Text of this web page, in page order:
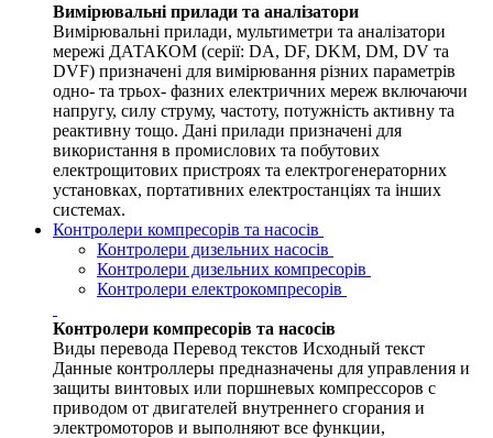
Вимірювальні прилади та аналізатори
Вимірювальні прилади, мультиметри та аналізатори
мережі ДАТАКОМ (серії: DA, DF, DKM, DM, DV та
DVF) призначені для вимірювання різних параметрів
одно- та трьох- фазних електричних мереж включаючи
напругу, силу струму, частоту, потужність активну та
реактивну тощо. Дані прилади призначені для
використання в промислових та побутових
електрощитових пристроях та електрогенераторних
установках, портативних електростанціях та інших
системах.
Контролери компресорів та насосів
Контролери дизельних насосів
Контролери дизельних компресорів
Контролери електрокомпресорів
Контролери компресорів та насосів
Виды перевода Перевод текстов Исходный текст
Данные контроллеры предназначены для управления и
защиты винтовых или поршневых компрессоров с
приводом от двигателей внутреннего сгорания и
электромоторов и выполняют все функции,